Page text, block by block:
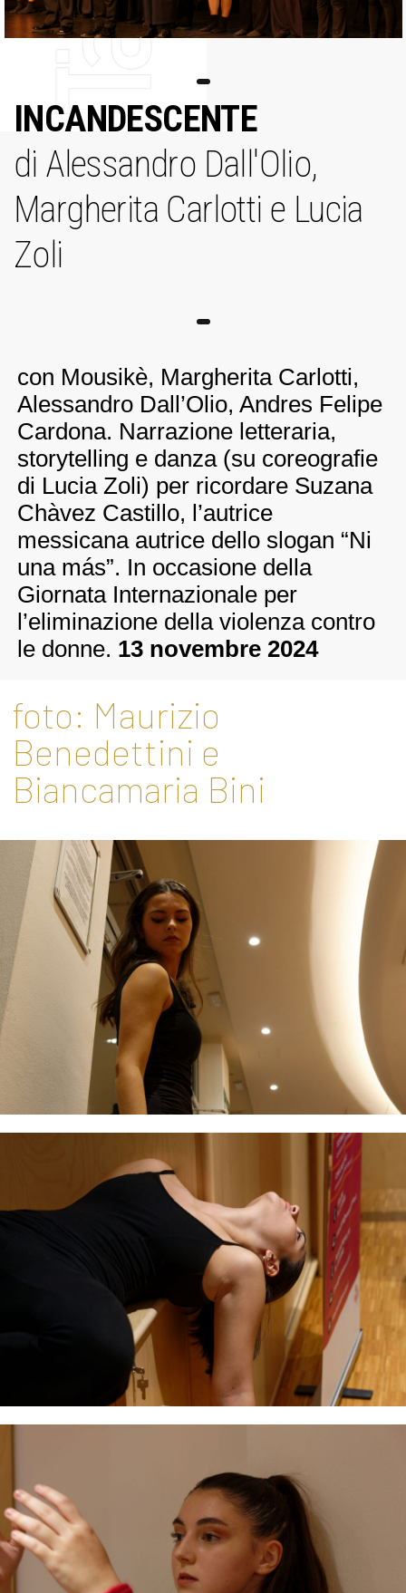
INCANDESCENTE
di Alessandro Dall'Olio,
Margherita Carlotti e Lucia
Zoli
con Mousikè, Margherita Carlotti,
Alessandro Dall’Olio, Andres Felipe
Cardona. Narrazione letteraria,
storytelling e danza (su coreografie
di Lucia Zoli) per ricordare Suzana
Chàvez Castillo, l’autrice
messicana autrice dello slogan “Ni
una más”. In occasione della
Giornata Internazionale per
l’eliminazione della violenza contro
le donne. 13 novembre 2024
foto: Maurizio
Benedettini e
Biancamaria Bini